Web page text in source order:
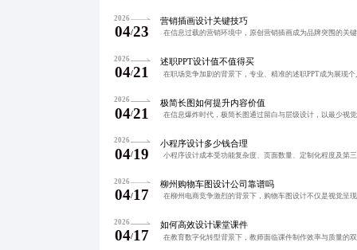
2026
04/23
营销插画设计关键技巧
2026
04/21
述职PPT设计值不值得买
2026
04/21
极简长图如何提升内容价值
2026
04/19
小程序设计多少钱合理
2026
04/17
柳州购物车图设计公司靠谱吗
2026
04/17
如何高效设计课堂课件